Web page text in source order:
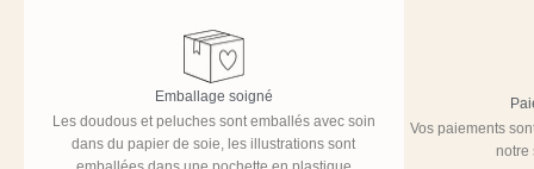
Emballage soigné
Les doudous et peluches sont emballés avec soin
dans du papier de soie, les illustrations sont
Vos paiements
notre